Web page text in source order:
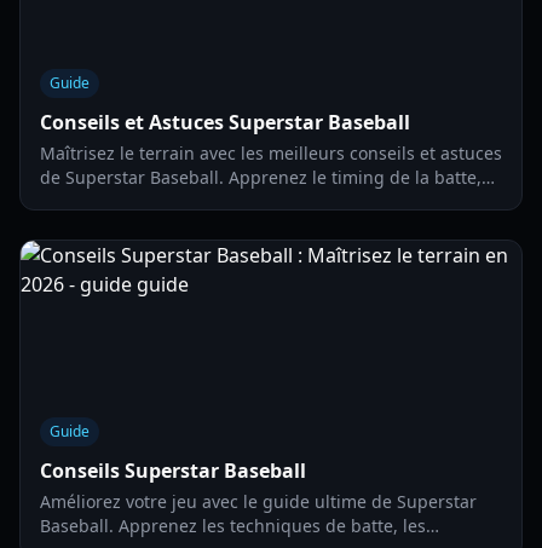
Guide
Conseils et Astuces Superstar Baseball
Maîtrisez le terrain avec les meilleurs conseils et astuces
de Superstar Baseball. Apprenez le timing de la batte,
Guide
Conseils Superstar Baseball
Améliorez votre jeu avec le guide ultime de Superstar
Baseball. Apprenez les techniques de batte, les